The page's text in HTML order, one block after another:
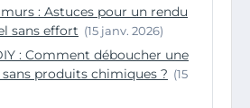
: Astuces pour un rendu
sans effort (15 janv. 2026)
: Comment déboucher une
produits chimiques ? (15